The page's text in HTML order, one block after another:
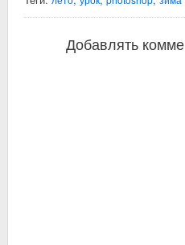
Добавлять